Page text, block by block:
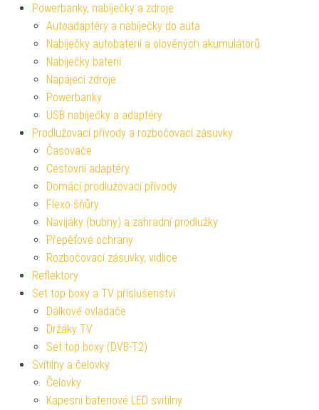
Powerbanky, nabíječky a zdroje
Autoadaptéry a nabíječky do auta
Nabíječky autobaterií a olověných akumulátorů
Nabíječky baterií
Napájecí zdroje
Powerbanky
USB nabíječky a adaptéry
Prodlužovací přívody a rozbočovací zásuvky
Časovače
Cestovní adaptéry
Domácí prodlužovací přívody
Flexo šňůry
Navijáky (bubny) a zahradní prodlužky
Přepěťové ochrany
Rozbočovací zásuvky, vidlice
Reflektory
Set top boxy a TV příslušenství
Dálkové ovladače
Držáky TV
Set top boxy (DVB-T2)
Svítilny a čelovky
Čelovky
Kapesní bateriové LED svítilny